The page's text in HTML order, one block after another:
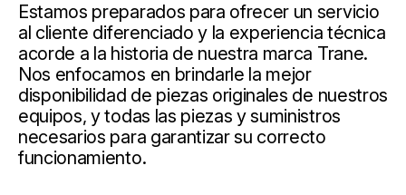
Estamos preparados para ofrecer un servicio
al cliente diferenciado y la experiencia técnica
acorde a la historia de nuestra marca Trane.
Nos enfocamos en brindarle la mejor
disponibilidad de piezas originales de nuestros
equipos, y todas las piezas y suministros
necesarios para garantizar su correcto
funcionamiento.